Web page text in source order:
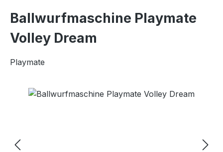
Ballwurfmaschine Playmate
Volley Dream
Playmate
Bildergalerie überspringen